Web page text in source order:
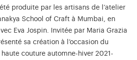
été produite par les artisans de l’atelier
School of Craft à Mumbai, en
Eva Jospin. Invitée par Maria Grazia
sa création à l’occasion du
couture automne-hiver 2021-